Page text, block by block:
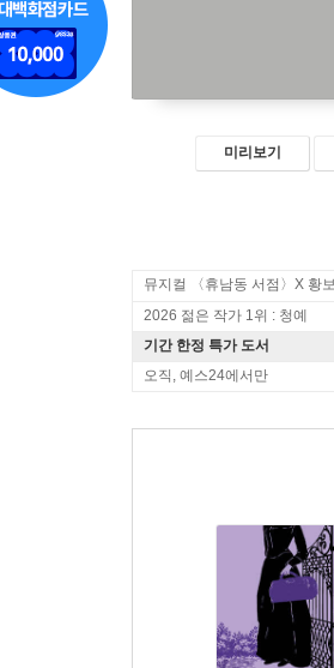
미리보기
2026 젊은 작가 1위 : 청예
기간 한정 특가 도서
오직, 예스24에서만